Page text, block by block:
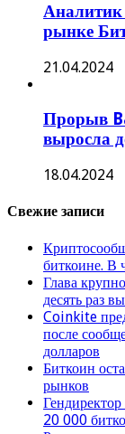
рынке
21.04.2024
Прорыв
выросла
18.04.2024
Свежие записи
биткоине. В
Глава
десять раз
Coinkite
после
долларов
Биткоин
рынков
20 000